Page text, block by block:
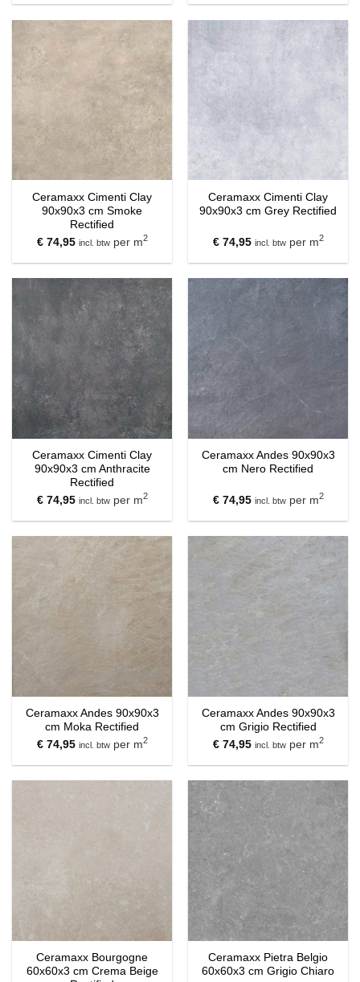
Ceramaxx Cimenti Clay
90x90x3 cm Smoke
Rectified
€74,95 incl. btwper m2
Ceramaxx Cimenti Clay
90x90x3 cm Grey Rectified
€74,95 incl. btwper m2
Ceramaxx Cimenti Clay
90x90x3 cm Anthracite
Rectified
€74,95 incl. btwper m2
Ceramaxx Andes 90x90x3
cm Nero Rectified
€74,95 incl. btwper m2
Ceramaxx Andes 90x90x3
cm Moka Rectified
€74,95 incl. btwper m2
Ceramaxx Andes 90x90x3
cm Grigio Rectified
€74,95 incl. btwper m2
Ceramaxx Bourgogne
60x60x3 cm Crema Beige
Ceramaxx Pietra Belgio
60x60x3 cm Grigio Chiaro